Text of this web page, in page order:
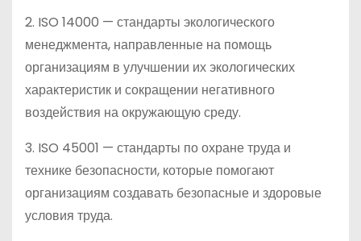
2. ISO 14000 — стандарты экологического
менеджмента, направленные на помощь
организациям в улучшении их экологических
характеристик и сокращении негативного
воздействия на окружающую среду.
3. ISO 45001 — стандарты по охране труда и
технике безопасности, которые помогают
организациям создавать безопасные и здоровые
условия труда.